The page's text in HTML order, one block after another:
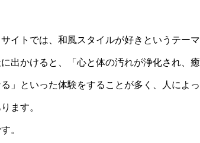
イトでは、 和風スタイルが好きというテーマ
出かけると、 「心と体の汚れが浄化され、癒
」といった体験をする ことが多く、人によっ
ます。
。